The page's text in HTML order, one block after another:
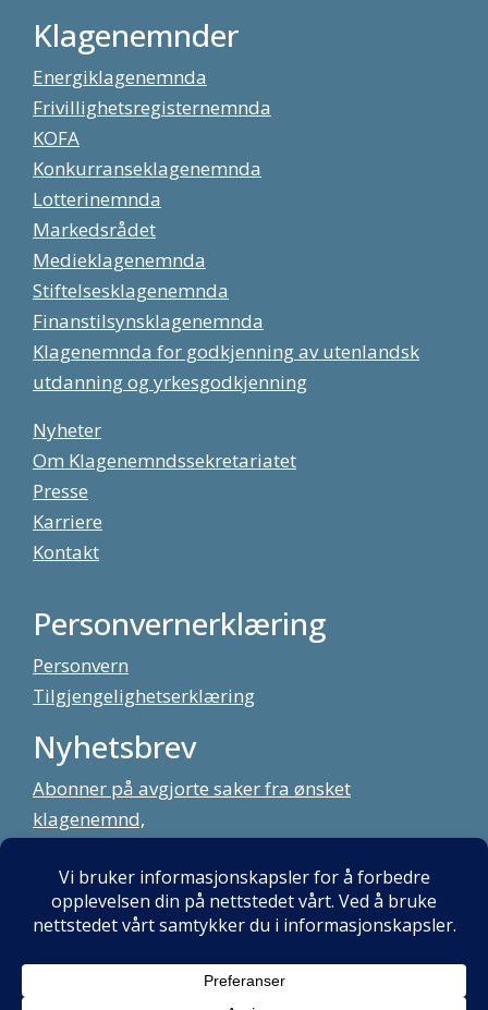
Klagenemnder
Energiklagenemnda
Frivillighetsregisternemnda
KOFA
Konkurranseklagenemnda
Lotterinemnda
Markedsrådet
Medieklagenemnda
Stiftelsesklagenemnda
Finanstilsynsklagenemnda
Klagenemnda for godkjenning av utenlandsk
utdanning og yrkesgodkjenning
Nyheter
Om Klagenemndssekretariatet
Presse
Karriere
Kontakt
Personvernerklæring
Personvern
Tilgjengelighetserklæring
Nyhetsbrev
Abonner på avgjorte saker fra ønsket
klagenemnd,